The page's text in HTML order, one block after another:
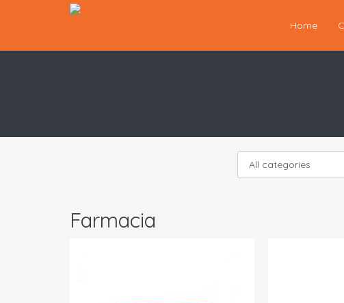
Home
Farmacia